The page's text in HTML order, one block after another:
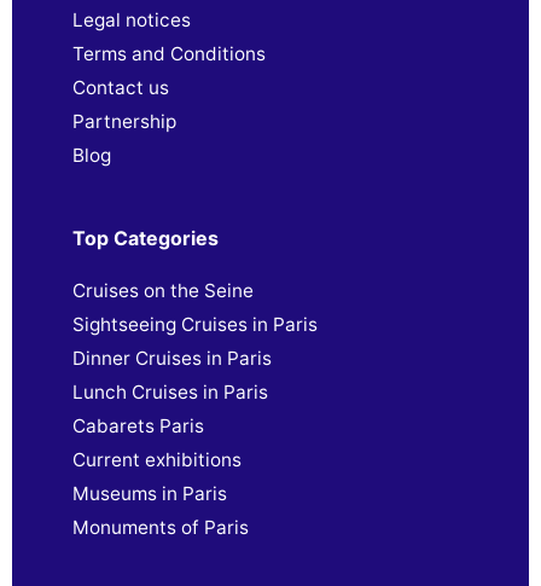
Legal notices
Terms and Conditions
Contact us
Partnership
Blog
Top Categories
Cruises on the Seine
Sightseeing Cruises in Paris
Dinner Cruises in Paris
Lunch Cruises in Paris
Cabarets Paris
Current exhibitions
Museums in Paris
Monuments of Paris